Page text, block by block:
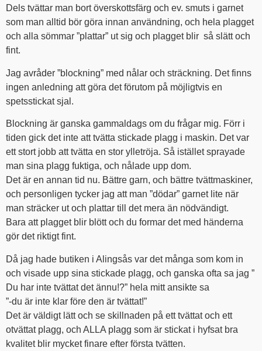
Dels tvättar man bort överskottsfärg och ev. smuts i garnet
som man alltid bör göra innan användning, och hela plagget
och alla sömmar ”plattar” ut sig och plagget blir så slätt och
fint.
Jag avråder ”blockning” med nålar och sträckning. Det finns
ingen anledning att göra det förutom på möjligtvis en
spetsstickat sjal.
Blockning är ganska gammaldags om du frågar mig. Förr i
tiden gick det inte att tvätta stickade plagg i maskin. Det var
ett stort jobb att tvätta en stor ylletröja. Så istället sprayade
man sina plagg fuktiga, och nålade upp dom.
Det är en annan tid nu. Bättre garn, och bättre tvättmaskiner,
och personligen tycker jag att man ”dödar” garnet lite när
man sträcker ut och plattar till det mera än nödvändigt.
Bara att plagget blir blött och du formar det med händerna
gör det riktigt fint.
Då jag hade butiken i Alingsås var det många som kom in
och visade upp sina stickade plagg, och ganska ofta sa jag ”
Du har inte tvättat det ännu!?” hela mitt ansikte sa
”-du är inte klar före den är tvättat!”
Det är väldigt lätt och se skillnaden på ett tvättat och ett
otvättat plagg, och ALLA plagg som är stickat i hyfsat bra
kvalitet blir mycket finare efter första tvätten.